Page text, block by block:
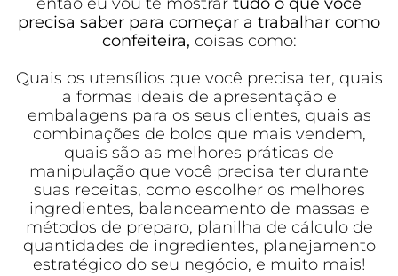
precisa saber para começar a trabalhar como
confeiteira, coisas como:
Quais os utensílios que você precisa ter, quais
a formas ideais de apresentação e
embalagens para os seus clientes, quais as
combinações de bolos que mais vendem,
quais são as melhores práticas de
manipulação que você precisa ter durante
suas receitas, como escolher os melhores
ingredientes, balanceamento de massas e
métodos de preparo, planilha de cálculo de
quantidades de ingredientes, planejamento
estratégico do seu negócio, e muito mais!